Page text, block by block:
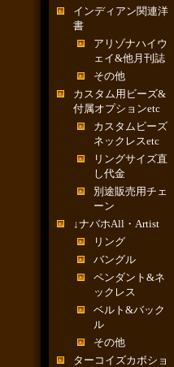
インディアン関連洋
書
アリゾナハイウ
ェイ&他月刊誌
その他
カスタム用ビーズ&
付属オプションetc
カスタムビーズ
ネックレスetc
リングサイズ直
し代金
別途販売用チェ
ーン
↓ナバホAll・Artist
リング
バングル
ペンダント&ネ
ックレス
ベルト&バック
ル
その他
ターコイズカボショ